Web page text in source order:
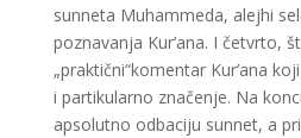
sunneta Muhammeda, alejhi
poznavanja Kur’ana. I četvrto,
„praktični“komentar Kur’ana
i partikularno značenje. Na
apsolutno odbaciju sunnet, a